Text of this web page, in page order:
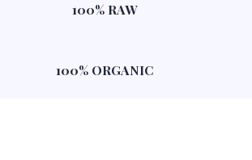
100% RAW
100% ORGANIC